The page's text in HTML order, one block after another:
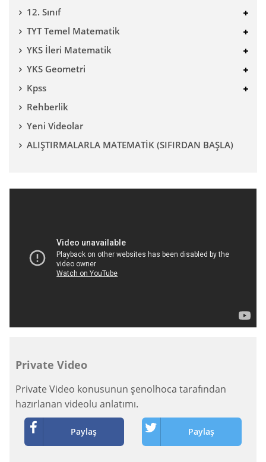
12. Sınıf
TYT Temel Matematik
YKS İleri Matematik
YKS Geometri
Kpss
Rehberlik
Yeni Videolar
ALIŞTIRMALARLA MATEMATİK (SIFIRDAN BAŞLA)
Private Video
Private Video konusunun şenolhoca tarafından
hazırlanan videolu anlatımı.
Paylaş Paylaş